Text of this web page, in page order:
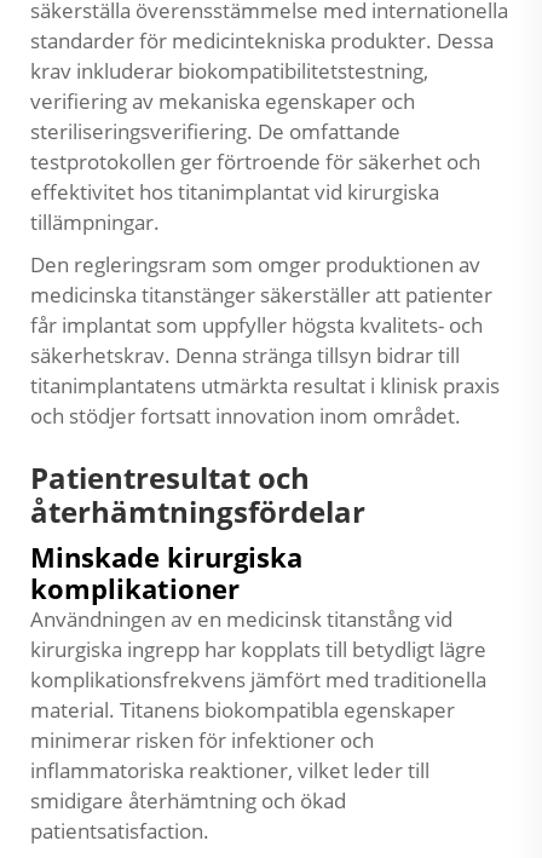
säkerställa överensstämmelse med internationella
standarder för medicintekniska produkter. Dessa
krav inkluderar biokompatibilitetstestning,
verifiering av mekaniska egenskaper och
steriliseringsverifiering. De omfattande
testprotokollen ger förtroende för säkerhet och
effektivitet hos titanimplantat vid kirurgiska
tillämpningar.
Den regleringsram som omger produktionen av
medicinska titanstänger säkerställer att patienter
får implantat som uppfyller högsta kvalitets- och
säkerhetskrav. Denna stränga tillsyn bidrar till
titanimplantatens utmärkta resultat i klinisk praxis
och stödjer fortsatt innovation inom området.
Patientresultat och
återhämtningsfördelar
Minskade kirurgiska
komplikationer
Användningen av en medicinsk titanstång vid
kirurgiska ingrepp har kopplats till betydligt lägre
komplikationsfrekvens jämfört med traditionella
material. Titanens biokompatibla egenskaper
minimerar risken för infektioner och
inflammatoriska reaktioner, vilket leder till
smidigare återhämtning och ökad
patientsatisfaction.